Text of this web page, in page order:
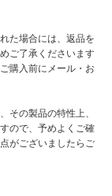
た場合には、返品を
ご了承くださいます
購入前にメール・お
その製品の特性上、
ので、予めよくご確
がございましたらご